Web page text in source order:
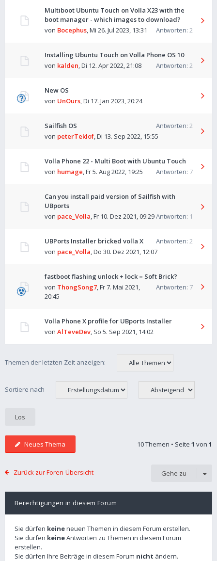
Multiboot Ubuntu Touch on Volla X23 with the
boot manager - which images to download?
Antworten: 2
von Bocephus,Mi 26. Jul 2023, 13:31
Installing Ubuntu Touch on Volla Phone OS 10
Antworten: 2
von kalden,Di 12. Apr 2022, 21:08
New OS
von UnOurs,Di 17. Jan 2023, 20:24
Sailfish OS Antworten: 2
von peterTeklof,Di 13. Sep 2022, 15:55
Volla Phone 22 - Multi Boot with Ubuntu Touch
Antworten: 7
von humage,Fr 5. Aug 2022, 19:25
Can you install paid version of Sailfish with
UBports
Antworten: 1
von pace_Volla,Fr 10. Dez 2021, 09:29
UBPorts Installer bricked volla X Antworten: 2
von pace_Volla,Do 30. Dez 2021, 12:07
fastboot flashing unlock + lock = Soft Brick?
Antworten: 7
von ThongSong7,Fr 7. Mai 2021,
20:45
Volla Phone X profile for UBports Installer
von AlTeveDev, So 5. Sep 2021, 14:02
Themen der letzten Zeit anzeigen:
Sortiere nach
Neues Thema 10 Themen • Seite 1 von 1
Zurück zur Foren-Übersicht Gehe zu
Berechtigungen in diesem Forum
Sie dürfen keineneuen Themen in diesem Forum erstellen.
Sie dürfen keineAntworten zu Themen in diesem Forum
erstellen.
Sie dürfen Ihre Beiträge in diesem Forum nicht ändern.